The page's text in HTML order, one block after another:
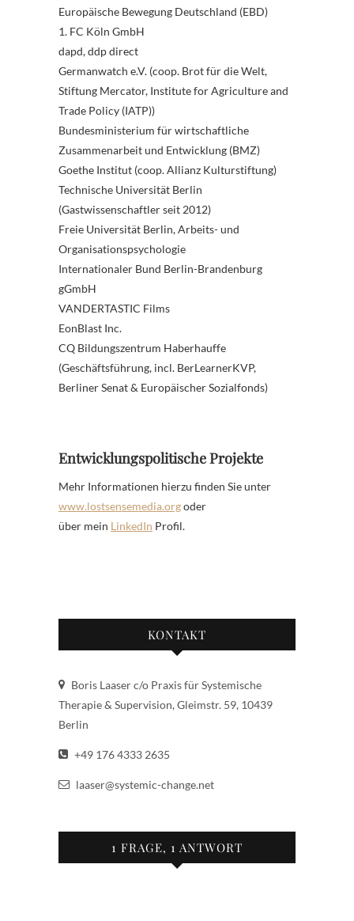
Europäische Bewegung Deutschland (EBD)
1. FC Köln GmbH
dapd, ddp direct
Germanwatch e.V. (coop. Brot für die Welt,
Stiftung Mercator, Institute for Agriculture and
Trade Policy (IATP))
Bundesministerium für wirtschaftliche
Zusammenarbeit und Entwicklung (BMZ)
Goethe Institut (coop. Allianz Kulturstiftung)
Technische Universität Berlin
(Gastwissenschaftler seit 2012)
Freie Universität Berlin, Arbeits- und
Organisationspsychologie
Internationaler Bund Berlin-Brandenburg
gGmbH
VANDERTASTIC Films
EonBlast Inc.
CQ Bildungszentrum Haberhauffe
(Geschäftsführung, incl. BerLearnerKVP,
Berliner Senat & Europäischer Sozialfonds)
Entwicklungspolitische Projekte
Mehr Informationen hierzu finden Sie unter
www.lostsensemedia.orgoder
über mein LinkedIn Profil.
KONTAKT
Boris Laaser c/o Praxis für Systemische
Therapie & Supervision, Gleimstr. 59, 10439
Berlin
+49 176 4333 2635
laaser@systemic-change.net
1 FRAGE, 1 ANTWORT